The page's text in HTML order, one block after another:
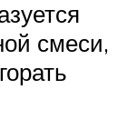
смеси,